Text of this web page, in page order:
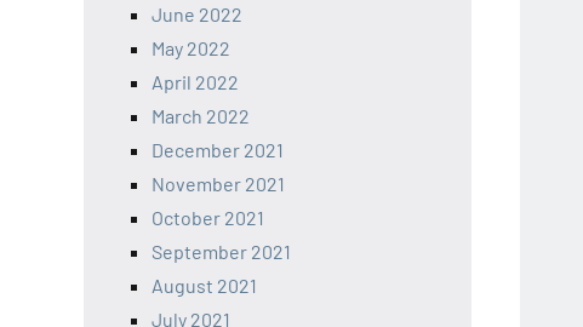
June 2022
May 2022
April 2022
March 2022
December 2021
November 2021
October 2021
September 2021
August 2021
July 2021